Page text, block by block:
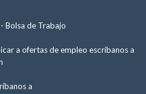
Bolsa de Trabajo
a ofertas de empleo escríbanos a
a